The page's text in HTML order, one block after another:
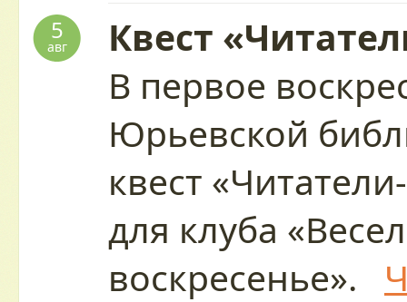
5
авг
Квест
В первое
Юрьевской
квест
для клуба
воскресенье».